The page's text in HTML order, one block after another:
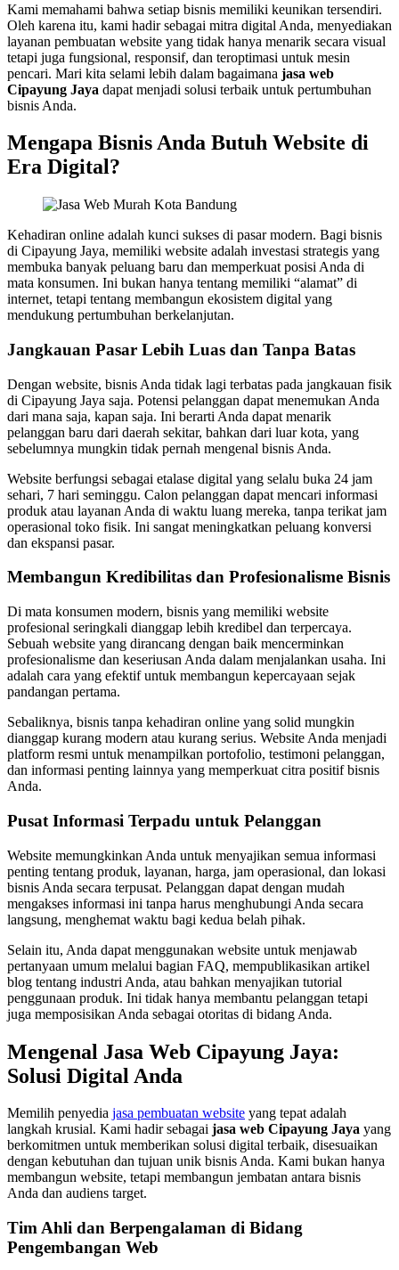
Kami memahami bahwa setiap bisnis memiliki keunikan tersendiri.
Oleh karena itu, kami hadir sebagai mitra digital Anda, menyediakan
layanan pembuatan website yang tidak hanya menarik secara visual
tetapi juga fungsional, responsif, dan teroptimasi untuk mesin
pencari. Mari kita selami lebih dalam bagaimana jasa web
Cipayung Jaya dapat menjadi solusi terbaik untuk pertumbuhan
bisnis Anda.
Mengapa Bisnis Anda Butuh Website di
Era Digital?
Kehadiran online adalah kunci sukses di pasar modern. Bagi bisnis
di Cipayung Jaya, memiliki website adalah investasi strategis yang
membuka banyak peluang baru dan memperkuat posisi Anda di
mata konsumen. Ini bukan hanya tentang memiliki “alamat” di
internet, tetapi tentang membangun ekosistem digital yang
mendukung pertumbuhan berkelanjutan.
Jangkauan Pasar Lebih Luas dan Tanpa Batas
Dengan website, bisnis Anda tidak lagi terbatas pada jangkauan fisik
di Cipayung Jaya saja. Potensi pelanggan dapat menemukan Anda
dari mana saja, kapan saja. Ini berarti Anda dapat menarik
pelanggan baru dari daerah sekitar, bahkan dari luar kota, yang
sebelumnya mungkin tidak pernah mengenal bisnis Anda.
Website berfungsi sebagai etalase digital yang selalu buka 24 jam
sehari, 7 hari seminggu. Calon pelanggan dapat mencari informasi
produk atau layanan Anda di waktu luang mereka, tanpa terikat jam
operasional toko fisik. Ini sangat meningkatkan peluang konversi
dan ekspansi pasar.
Membangun Kredibilitas dan Profesionalisme Bisnis
Di mata konsumen modern, bisnis yang memiliki website
profesional seringkali dianggap lebih kredibel dan terpercaya.
Sebuah website yang dirancang dengan baik mencerminkan
profesionalisme dan keseriusan Anda dalam menjalankan usaha. Ini
adalah cara yang efektif untuk membangun kepercayaan sejak
pandangan pertama.
Sebaliknya, bisnis tanpa kehadiran online yang solid mungkin
dianggap kurang modern atau kurang serius. Website Anda menjadi
platform resmi untuk menampilkan portofolio, testimoni pelanggan,
dan informasi penting lainnya yang memperkuat citra positif bisnis
Anda.
Pusat Informasi Terpadu untuk Pelanggan
Website memungkinkan Anda untuk menyajikan semua informasi
penting tentang produk, layanan, harga, jam operasional, dan lokasi
bisnis Anda secara terpusat. Pelanggan dapat dengan mudah
mengakses informasi ini tanpa harus menghubungi Anda secara
langsung, menghemat waktu bagi kedua belah pihak.
Selain itu, Anda dapat menggunakan website untuk menjawab
pertanyaan umum melalui bagian FAQ, mempublikasikan artikel
blog tentang industri Anda, atau bahkan menyajikan tutorial
penggunaan produk. Ini tidak hanya membantu pelanggan tetapi
juga memposisikan Anda sebagai otoritas di bidang Anda.
Mengenal Jasa Web Cipayung Jaya:
Solusi Digital Anda
Memilih penyedia jasa pembuatan website yang tepat adalah
langkah krusial. Kami hadir sebagai jasa web Cipayung Jaya yang
berkomitmen untuk memberikan solusi digital terbaik, disesuaikan
dengan kebutuhan dan tujuan unik bisnis Anda. Kami bukan hanya
membangun website, tetapi membangun jembatan antara bisnis
Anda dan audiens target.
Tim Ahli dan Berpengalaman di Bidang
Pengembangan Web